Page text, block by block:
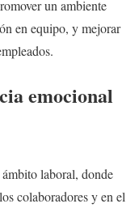
un ambiente
en equipo, y mejorar
emocional
laboral, donde
colaboradores y en el